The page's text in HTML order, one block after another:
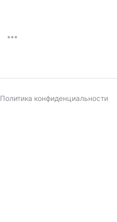
Политика конфиденциальности